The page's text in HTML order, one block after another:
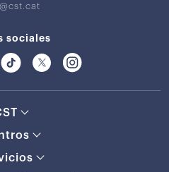
sociales